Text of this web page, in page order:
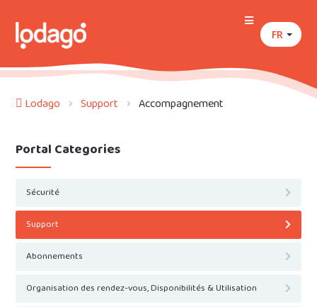
FR
Lodago Support Accompagnement
Portal Categories
Sécurité
Support
Abonnements
Organisation des rendez-vous, Disponibilités & Utilisation